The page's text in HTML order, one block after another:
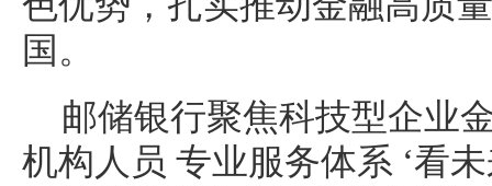
国。
邮储银行聚焦科技型企业
机构人员 专业服务体系 ‘看